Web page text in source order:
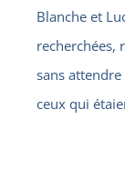
Blanche et
recherchées,
sans
ceux qui